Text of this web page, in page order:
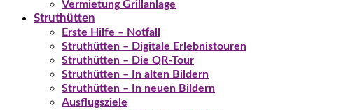
Vermietung Grillanlage
Struthütten
Erste Hilfe – Notfall
Struthütten – Digitale Erlebnistouren
Struthütten – Die QR-Tour
Struthütten – In alten Bildern
Struthütten – In neuen Bildern
Ausflugsziele